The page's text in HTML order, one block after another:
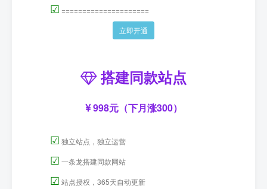
☑ =====================
立即开通
搭建同款站点
998元（下月涨300）
☑ 独立站点，独立运营
☑ 一条龙搭建同款网站
☑ 站点授权，365天自动更新